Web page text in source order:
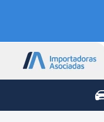
TÉRMINOS
chevrolet